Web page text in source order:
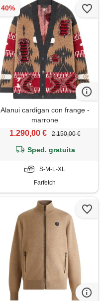
Alanui cardigan con frange -
marrone
1.290,00 € 2.150,00 €
Sped. gratuita
S-M-L-XL
Farfetch